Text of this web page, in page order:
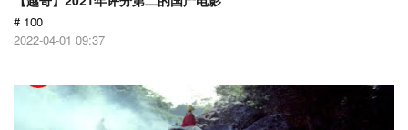
# 100
2022-04-01 09:37